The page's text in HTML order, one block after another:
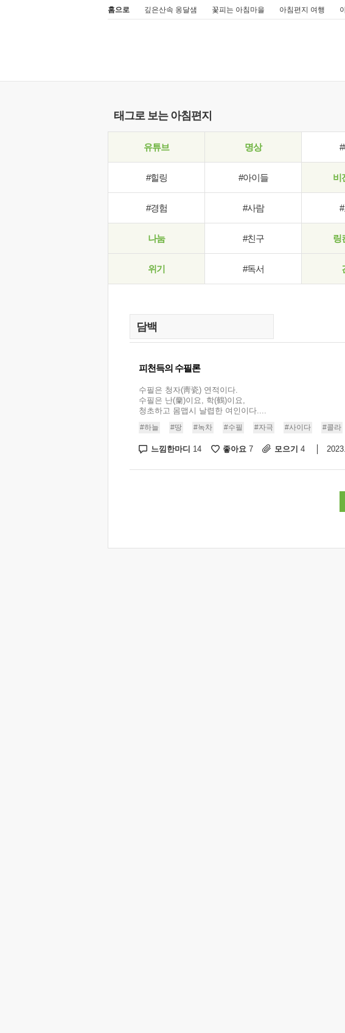
홈으로 깊은산속 옹달샘 꽃피는 아침마을 아침편지 여행
태그로 보는 아침편지
유튜브 명상
#힐링 #아이들 비
#경험 #사람
나눔 #친구 링
위기 #독서
피천득의 수필론
수필은 청자(靑瓷) 연적이다.
수필은 난(蘭)이요, 학(鶴)이요,
청초하고 몸맵시 날렵한 여인이다....
#하늘 #땅 #녹차 #수필 #자극 #사이다 #콜라
느낌한마디 14 좋아요 7 모으기 4